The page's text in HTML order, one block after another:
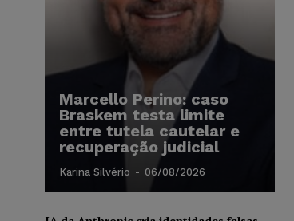
Marcello Perino: caso
Braskem testa limite
entre tutela cautelar e
recuperação judicial
Karina Silvério - 06/08/2026